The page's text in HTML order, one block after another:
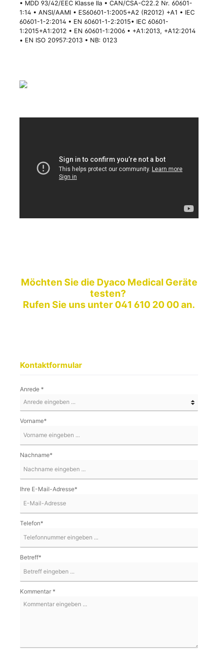
• MDD 93/42/EEC Klasse IIa • CAN/CSA-C22.2 Nr. 60601-
1:14 • ANSI/AAMI • ES60601-1:2005+A2 (R2012) +A1 • IEC
60601-1-2:2014 • EN 60601-1-2:2015• IEC 60601-
1:2015+A1:2012 • EN 60601-1:2006 • +A1:2013, +A12:2014
• EN ISO 20957:2013 • NB: 0123
Möchten Sie die Dyaco Medical Geräte
testen?
Rufen Sie uns unter 041 610 20 00 an.
Kontaktformular
Anrede *
Vorname*
Nachname*
Ihre E-Mail-Adresse*
Telefon*
Betreff*
Kommentar *